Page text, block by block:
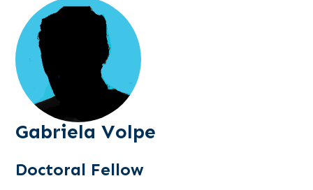
Gabriela Volpe
Doctoral Fellow